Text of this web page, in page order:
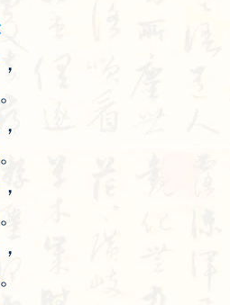
，
。
，
。
，
。
，
。